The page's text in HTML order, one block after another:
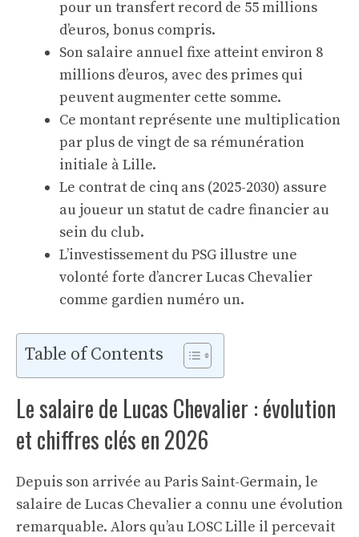
pour un transfert record de 55 millions
d’euros, bonus compris.
Son salaire annuel fixe atteint environ 8
millions d’euros, avec des primes qui
peuvent augmenter cette somme.
Ce montant représente une multiplication
par plus de vingt de sa rémunération
initiale à Lille.
Le contrat de cinq ans (2025-2030) assure
au joueur un statut de cadre financier au
sein du club.
L’investissement du PSG illustre une
volonté forte d’ancrer Lucas Chevalier
comme gardien numéro un.
Table of Contents
Le salaire de Lucas Chevalier : évolution
et chiffres clés en 2026
Depuis son arrivée au Paris Saint-Germain, le
salaire de Lucas Chevalier a connu une évolution
remarquable. Alors qu’au LOSC Lille il percevait